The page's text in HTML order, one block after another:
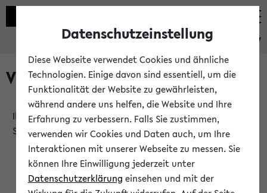
eKVV
Verlauf
Ihr Verlauf ist leer. Er wird sich im Verlauf Ihrer eKVV
Sitzung füllen.
Datenschutzeinstellung
Diese Webseite verwendet Cookies und ähnliche
Technologien. Einige davon sind essentiell, um die
Funktionalität der Website zu gewährleisten,
während andere uns helfen, die Website und Ihre
Erfahrung zu verbessern. Falls Sie zustimmen,
verwenden wir Cookies und Daten auch, um Ihre
Interaktionen mit unserer Webseite zu messen. Sie
können Ihre Einwilligung jederzeit unter
Datenschutzerklärung einsehen und mit der